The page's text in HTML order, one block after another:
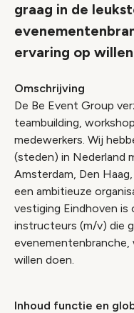
graag in de
ervaring op
Omschrijving
De Be Event Group
teambuilding,
medewerkers. Wij
(steden) in Nederland
Amsterdam, Den
een ambitieuze
vestiging Eindhoven is
instructeurs (m/v) die
evenementenbranche,
willen doen.
Inhoud functie en